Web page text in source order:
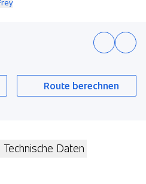
Route berechnen
Technische Daten